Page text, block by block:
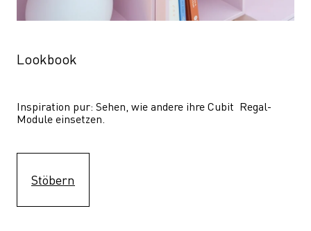
Lookbook
Inspiration pur: Sehen, wie andere ihre Cubit  Regal-
Module einsetzen.
Stöbern